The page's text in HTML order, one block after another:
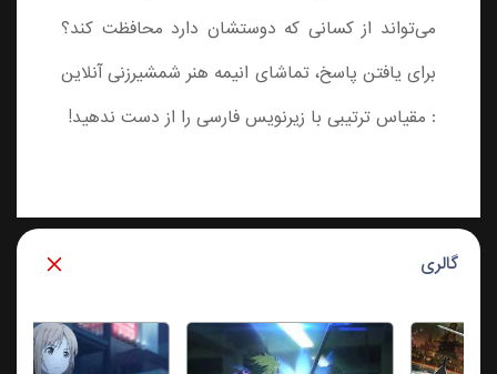
می‌تواند از کسانی که دوستشان دارد محافظت کند؟
برای یافتن پاسخ، تماشای انیمه هنر شمشیرزنی آنلاین
: مقیاس ترتیبی با زیرنویس فارسی را از دست ندهید!
گالری